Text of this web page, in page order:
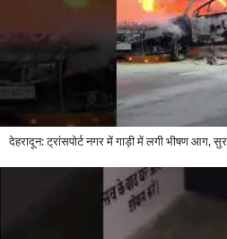
देहरादून: ट्रांसपोर्ट नगर में गाड़ी में लगी भीषण आग,